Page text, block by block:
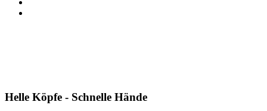
Helle Köpfe - Schnelle Hände